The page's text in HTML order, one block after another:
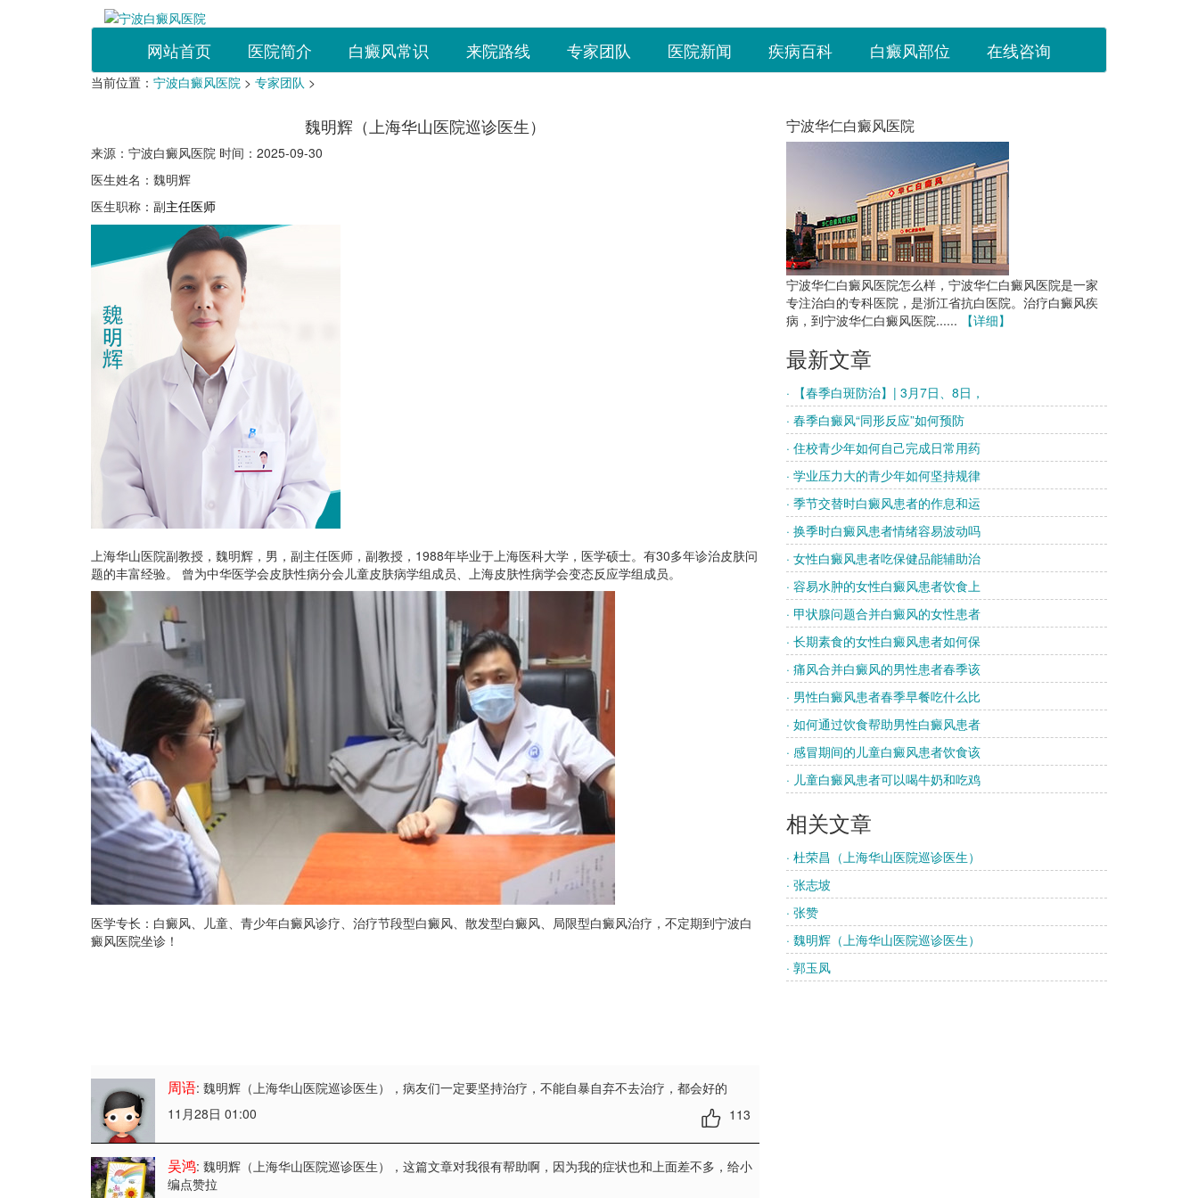
网站首页 医院简介 白癜风常识 来院路线 专家团队 医院新闻 疾病百科 白癜风部位 在线咨询
当前位置： 宁波白癜风医院 > 专家团队 >
魏明辉（上海华山医院巡诊医生）
来源：宁波白癜风医院 时间：2025-09-30
医生姓名：魏明辉
医生职称：副主任医师
上海华山医院副教授，魏明辉，男，副主任医师，副教授，1988年毕业于上海医科大学，医学硕士。有30多年诊治皮肤问
题的丰富经验。 曾为中华医学会皮肤性病分会儿童皮肤病学组成员、上海皮肤性病学会变态反应学组成员。
医学专长：白癜风、儿童、青少年白癜风诊疗、治疗节段型白癜风、散发型白癜风、局限型白癜风治疗，不定期到宁波白
癜风医院坐诊！
周语: 魏明辉（上海华山医院巡诊医生）
，病友们一定要坚持治疗，不能自暴自弃不去治疗，都会好的
11月28日 01:00
113
吴鸿: 魏明辉（上海华山医院巡诊医生）
，这篇文章对我很有帮助啊，因为我的症状也和上面差不多，给小
编点赞拉
宁波华仁白癜风医院
宁波华仁白癜风医院怎么样，宁波华仁白癜风医院是一家
专注治白的专科医院，是浙江省抗白医院。治疗白癜风疾
病，到宁波华仁白癜风医院......
【详细】
最新文章
· 【春季白斑防治】| 3月7日、8日，
· 春季白癜风“同形反应”如何预防
· 住校青少年如何自己完成日常用药
· 学业压力大的青少年如何坚持规律
· 季节交替时白癜风患者的作息和运
· 换季时白癜风患者情绪容易波动吗
· 女性白癜风患者吃保健品能辅助治
· 容易水肿的女性白癜风患者饮食上
· 甲状腺问题合并白癜风的女性患者
· 长期素食的女性白癜风患者如何保
· 痛风合并白癜风的男性患者春季该
· 男性白癜风患者春季早餐吃什么比
· 如何通过饮食帮助男性白癜风患者
· 感冒期间的儿童白癜风患者饮食该
· 儿童白癜风患者可以喝牛奶和吃鸡
相关文章
· 杜荣昌（上海华山医院巡诊医生）
· 张志坡
· 张赞
· 魏明辉（上海华山医院巡诊医生）
· 郭玉凤